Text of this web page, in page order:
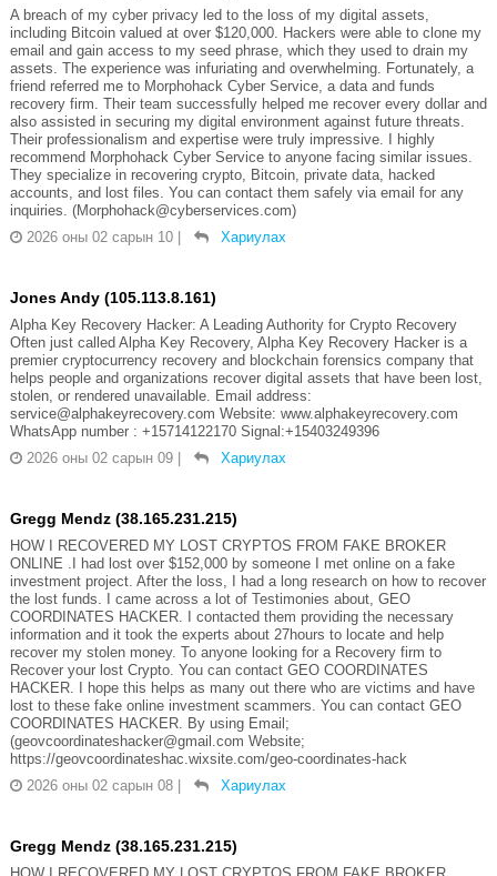
A breach of my cyber privacy led to the loss of my digital assets,
including Bitcoin valued at over $120,000. Hackers were able to clone my
email and gain access to my seed phrase, which they used to drain my
assets. The experience was infuriating and overwhelming. Fortunately, a
friend referred me to Morphohack Cyber Service, a data and funds
recovery firm. Their team successfully helped me recover every dollar and
also assisted in securing my digital environment against future threats.
Their professionalism and expertise were truly impressive. I highly
recommend Morphohack Cyber Service to anyone facing similar issues.
They specialize in recovering crypto, Bitcoin, private data, hacked
accounts, and lost files. You can contact them safely via email for any
inquiries. (Morphohack@cyberservices.com)
2026 оны 02 сарын 10
Хариулах
Jones Andy (105.113.8.161)
Alpha Key Recovery Hacker: A Leading Authority for Crypto Recovery
Often just called Alpha Key Recovery, Alpha Key Recovery Hacker is a
premier cryptocurrency recovery and blockchain forensics company that
helps people and organizations recover digital assets that have been lost,
stolen, or rendered unavailable. Email address:
service@alphakeyrecovery.com Website: www.alphakeyrecovery.com
WhatsApp number : +15714122170 Signal:+15403249396
2026 оны 02 сарын 09
Хариулах
Gregg Mendz (38.165.231.215)
HOW I RECOVERED MY LOST CRYPTOS FROM FAKE BROKER
ONLINE .I had lost over $152,000 by someone I met online on a fake
investment project. After the loss, I had a long research on how to recover
the lost funds. I came across a lot of Testimonies about, GEO
COORDINATES HACKER. I contacted them providing the necessary
information and it took the experts about 27hours to locate and help
recover my stolen money. To anyone looking for a Recovery firm to
Recover your lost Crypto. You can contact GEO COORDINATES
HACKER. I hope this helps as many out there who are victims and have
lost to these fake online investment scammers. You can contact GEO
COORDINATES HACKER. By using Email;
(geovcoordinateshacker@gmail.com Website;
https://geovcoordinateshac.wixsite.com/geo-coordinates-hack
2026 оны 02 сарын 08
Хариулах
Gregg Mendz (38.165.231.215)